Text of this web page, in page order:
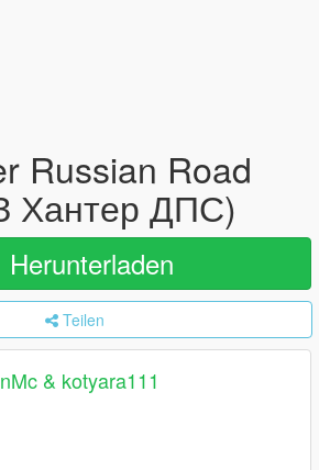
Russian Road
Хантер ДПС)
Herunterladen
Teilen
& kotyara111